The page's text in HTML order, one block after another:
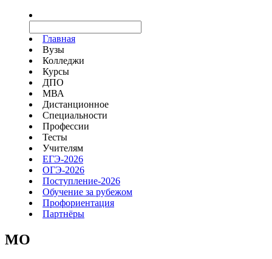
Главная
Вузы
Колледжи
Курсы
ДПО
МВА
Дистанционное
Специальности
Профессии
Тесты
Учителям
ЕГЭ-2026
ОГЭ-2026
Поступление-2026
Обучение за рубежом
Профориентация
Партнёры
MO